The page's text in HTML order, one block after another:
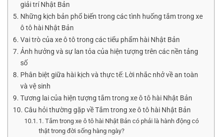
giải trí Nhật Bản
Những kịch bản phổ biến trong các tình huống tắm trong xe
ô tô hài Nhật Bản
Vai trò của xe ô tô trong các tiểu phẩm hài Nhật Bản
Ảnh hưởng và sự lan tỏa của hiện tượng trên các nền tảng
số
Phân biệt giữa hài kịch và thực tế: Lời nhắc nhở về an toàn
và vệ sinh
Tương lai của hiện tượng tắm trong xe ô tô hài Nhật Bản
Câu hỏi thường gặp về Tắm trong xe ô tô hài Nhật Bản
1. Tắm trong xe ô tô hài Nhật Bản có phải là hành động có
thật trong đời sống hàng ngày?